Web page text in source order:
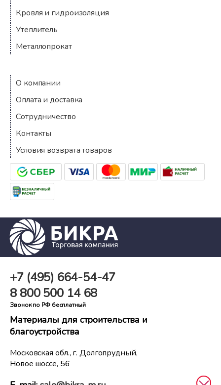
Кровля и гидроизоляция
Утеплитель
Металлопрокат
Компания
О компании
Оплата и доставка
Сотрудничество
Контакты
Условия возврата товаров
+7 (495) 664-54-47
8 800500 14 68
Звонок по РФ бесплатный
Материалы для строительства и
благоустройства
Московская обл., г. Долгопрудный,
Новое шоссе, 56